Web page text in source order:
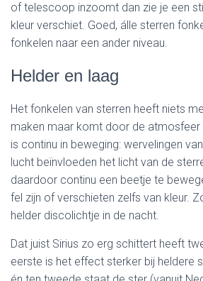
of telescoop inzoomt dan zie je een
kleur verschiet. Goed, álle sterren
fonkelen naar een ander niveau.
Helder en laag
Het fonkelen van sterren heeft niets
maken maar komt door de atmosfeer
is continu in beweging: wervelingen
lucht beïnvloeden het licht van de
daardoor continu een beetje te
fel zijn of verschieten zelfs van kleur.
helder discolichtje in de nacht.
Dat juist Sirius zo erg schittert heeft
eerste is het effect sterker bij heldere